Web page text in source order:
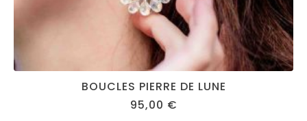
BOUCLES PIERRE DE LUNE
95,00 €